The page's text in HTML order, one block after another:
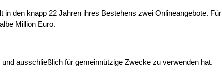
den knapp 22 Jahren ihres Bestehens zwei Onlineangebote. Für
Million Euro.
ausschließlich für gemeinnützige Zwecke zu verwenden hat.